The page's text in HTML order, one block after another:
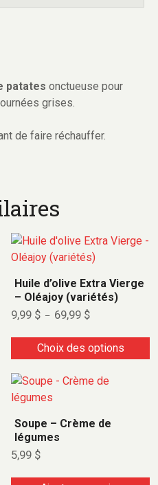
patates onctueuse pour
grises.
de faire réchauffer.
Huile d’olive Extra Vierge
– Oléajoy (variétés)
9,99 $ – 69,99 $
Choix des options
Soupe – Crème de
légumes
5,99 $